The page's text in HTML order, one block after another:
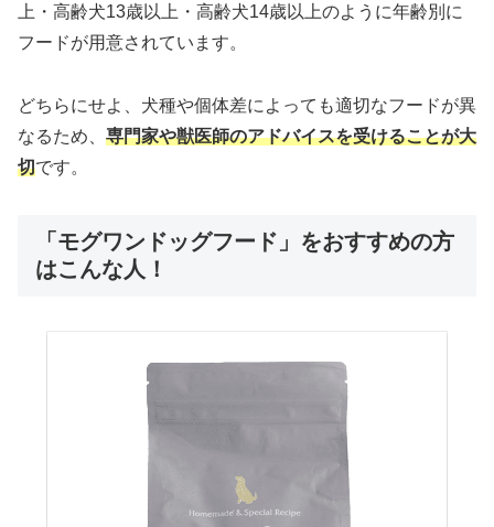
上・高齢犬13歳以上・高齢犬14歳以上のように年齢別に
フードが用意されています。
どちらにせよ、犬種や個体差によっても適切なフードが異
なるため、 専門家や獣医師のアドバイスを受けることが大
切です。
「モグワンドッグフード」をおすすめの方
はこんな人！